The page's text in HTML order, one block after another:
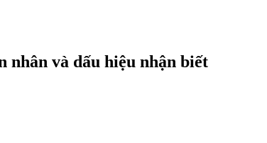
nhân và dấu hiệu nhận biết